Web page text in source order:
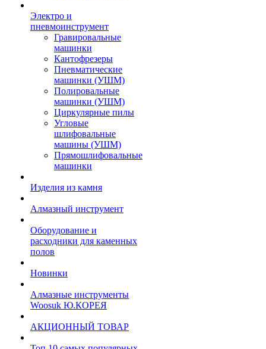
Электро и
пневмоинструмент
Гравировальные
машинки
Кантофрезеры
Пневматические
машинки (УШМ)
Полировальные
машинки (УШМ)
Циркулярные пилы
Угловые
шлифовальные
машины (УШМ)
Прямошлифовальные
машинки
Изделия из камня
Алмазный инструмент
Оборудование и
расходники для каменных
полов
Новинки
Алмазные инструменты
Woosuk Ю.КОРЕЯ
АКЦИОННЫЙ ТОВАР